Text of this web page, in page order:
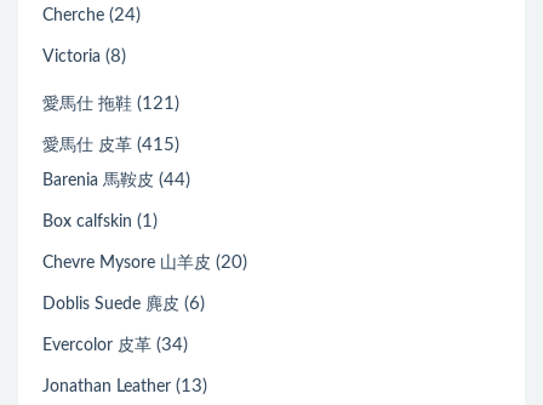
Cherche (24)
Victoria (8)
愛馬仕 拖鞋 (121)
愛馬仕 皮革 (415)
Barenia 馬鞍皮 (44)
Box calfskin (1)
Chevre Mysore 山羊皮 (20)
Doblis Suede 麂皮 (6)
Evercolor 皮革 (34)
Jonathan Leather (13)